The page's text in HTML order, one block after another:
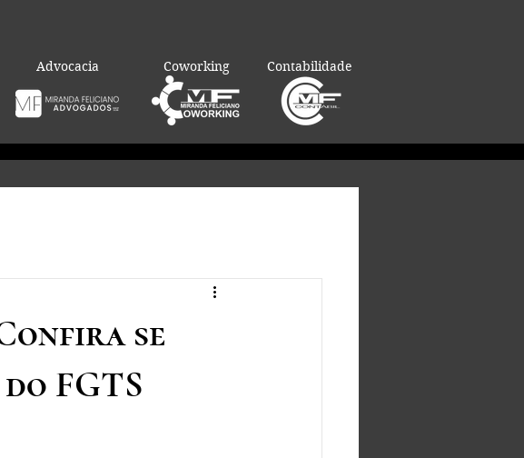
Advocacia Coworking Contabilidade
se
FGTS